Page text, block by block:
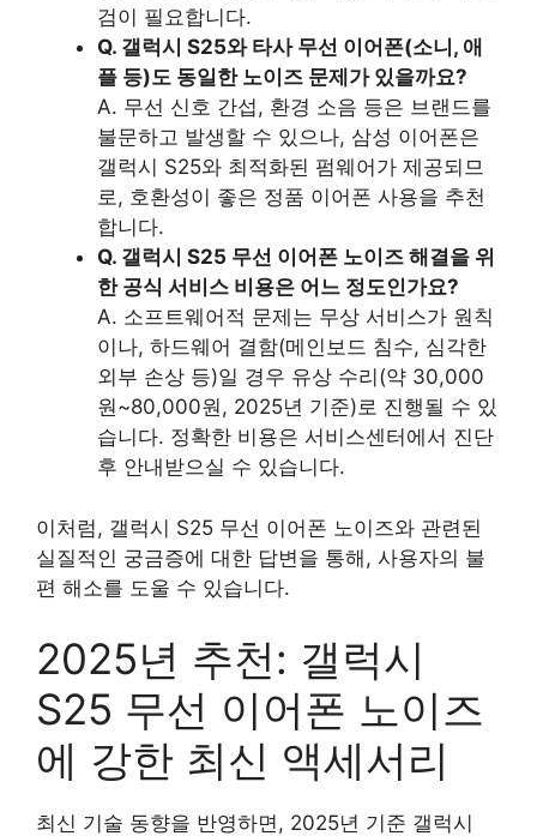
검이 필요합니다.
Q. 갤럭시 S25와 타사 무선 이어폰(소니, 애
플 등)도 동일한 노이즈 문제가 있을까요?
A. 무선 신호 간섭, 환경 소음 등은 브랜드를
불문하고 발생할 수 있으나, 삼성 이어폰은
갤럭시 S25와 최적화된 펌웨어가 제공되므
로, 호환성이 좋은 정품 이어폰 사용을 추천
합니다.
Q. 갤럭시 S25 무선 이어폰 노이즈 해결을 위
한 공식 서비스 비용은 어느 정도인가요?
A. 소프트웨어적 문제는 무상 서비스가 원칙
이나, 하드웨어 결함(메인보드 침수, 심각한
외부 손상 등)일 경우 유상 수리(약 30,000
원~80,000원, 2025년 기준)로 진행될 수 있
습니다. 정확한 비용은 서비스센터에서 진단
후 안내받으실 수 있습니다.
이처럼, 갤럭시 S25 무선 이어폰 노이즈와 관련된
실질적인 궁금증에 대한 답변을 통해, 사용자의 불
편 해소를 도울 수 있습니다.
2025년 추천: 갤럭시
S25 무선 이어폰 노이즈
에 강한 최신 액세서리
최신 기술 동향을 반영하면, 2025년 기준 갤럭시